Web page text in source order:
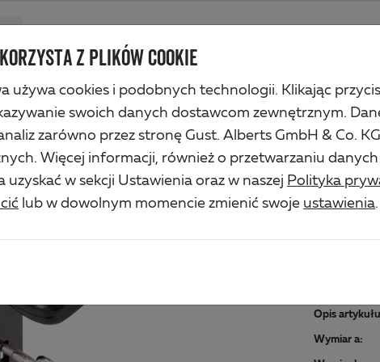
Z PLIKÓW COOKIE
używa cookies i podobnych technologii. Klikając
swoich danych dostawcom zewnętrznym.
zarówno przez stronę Gust. Alberts GmbH & Co.
Więcej informacji, również o przetwarzaniu
w sekcji Ustawienia oraz w naszej Polityka
lub w dowolnym momencie zmienić swoje ustawienia.
skrzynkowy
Art.-No.
Materiał/
stal
Opis
Wymiar a: